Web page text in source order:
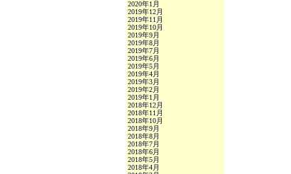
2020年1月
2019年12月
2019年11月
2019年10月
2019年9月
2019年8月
2019年7月
2019年6月
2019年5月
2019年4月
2019年3月
2019年2月
2019年1月
2018年12月
2018年11月
2018年10月
2018年9月
2018年8月
2018年7月
2018年6月
2018年5月
2018年4月